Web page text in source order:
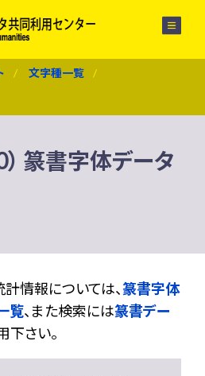
文字種一覧
） 篆書字体データ
情報については、篆書字体
覧、また検索には篆書デー
下さい。